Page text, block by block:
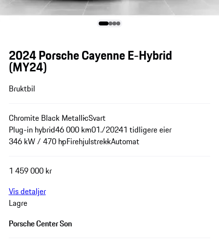
2024 Porsche Cayenne E-Hybrid
(MY24)
Bruktbil
Chromite Black MetallicSvart
Plug-in hybrid46 000 km01./20241 tidligere eier
346 kW / 470 hpFirehjulstrekkAutomat
1 459 000 kr
Vis detaljer
Lagre
Porsche Center Son